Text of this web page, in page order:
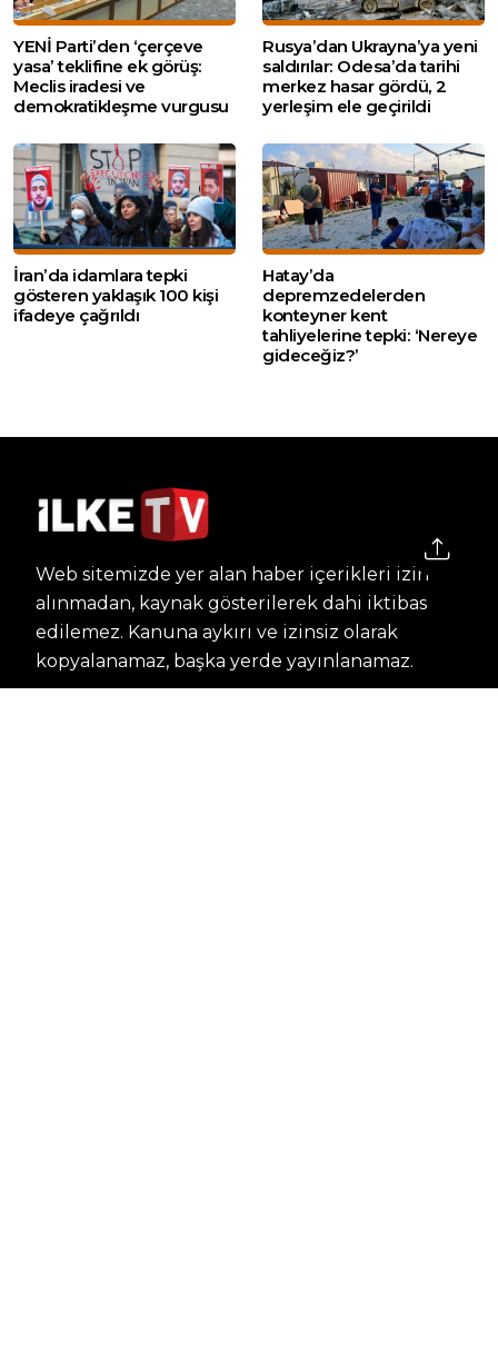
YENİ Parti’den ‘çerçeve
yasa’ teklifine ek görüş:
Meclis iradesi ve
demokratikleşme vurgusu
Rusya’dan Ukrayna’ya yeni
saldırılar: Odesa’da tarihi
merkez hasar gördü, 2
yerleşim ele geçirildi
İran’da idamlara tepki
gösteren yaklaşık 100 kişi
ifadeye çağrıldı
Hatay’da
depremzedelerden
konteyner kent
tahliyelerine tepki: ‘Nereye
gideceğiz?’
Web sitemizde yer alan haber içerikleri izin
alınmadan, kaynak gösterilerek dahi iktibas
edilemez. Kanuna aykırı ve izinsiz olarak
kopyalanamaz, başka yerde yayınlanamaz.